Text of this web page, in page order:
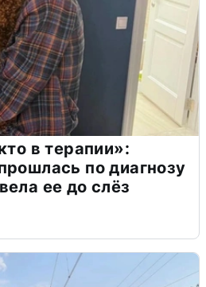
в терапии»:
по диагнозу
ее до слёз